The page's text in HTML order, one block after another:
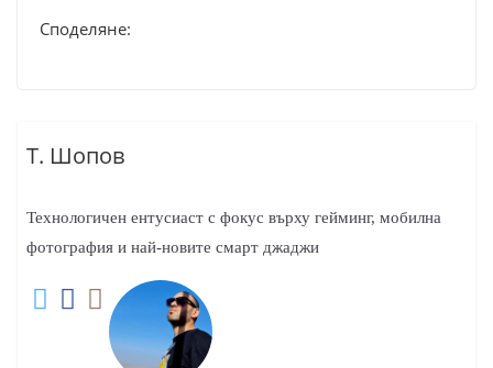
Споделяне:
Т. Шопов
Технологичен ентусиаст с фокус върху гейминг, мобилна
фотография и най-новите смарт джаджи